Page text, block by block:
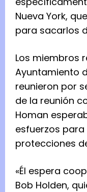
Nueva York,
para sacarlos
Los miembros
Ayuntamiento
reunieron por
de la reunión
Homan
esfuerzos
protecciones
«Él espera
Bob Holden,